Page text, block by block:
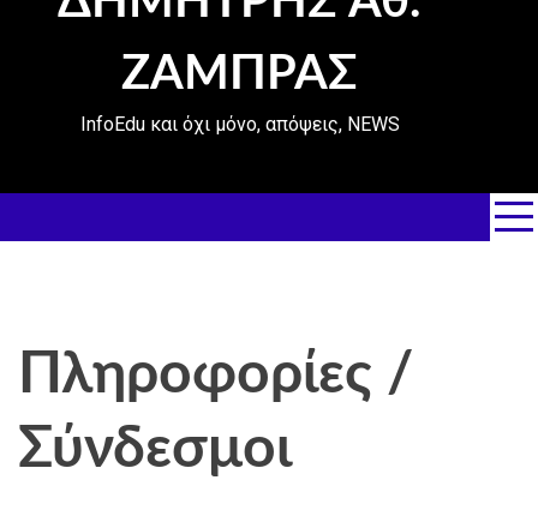
ΖΑΜΠΡΑΣ
InfoEdu και όχι μόνο, απόψεις, NEWS
Πληροφορίες /
Σύνδεσμοι